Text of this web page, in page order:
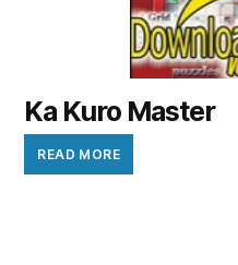
Ka Kuro Master
READ MORE